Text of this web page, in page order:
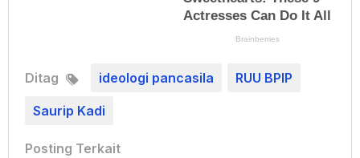
Ditag ideologi pancasila RUU BPIP
Saurip Kadi
Posting Terkait